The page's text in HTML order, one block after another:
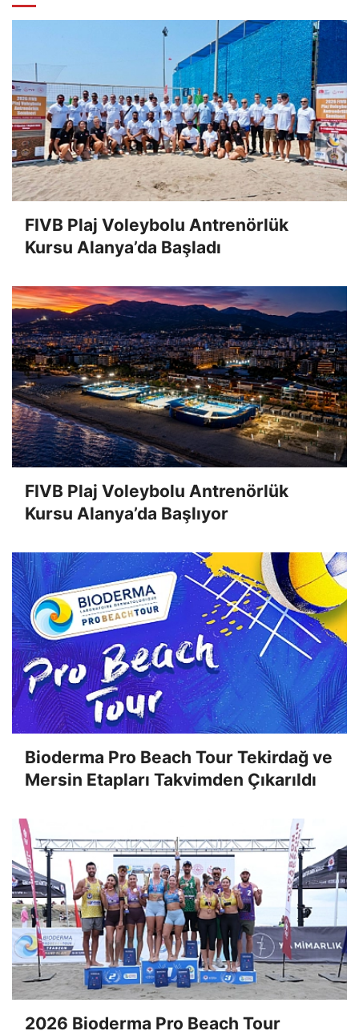
FIVB Plaj Voleybolu Antrenörlük
Kursu Alanya’da Başladı
FIVB Plaj Voleybolu Antrenörlük
Kursu Alanya’da Başlıyor
Bioderma Pro Beach Tour Tekirdağ ve
Mersin Etapları Takvimden Çıkarıldı
2026 Bioderma Pro Beach Tour